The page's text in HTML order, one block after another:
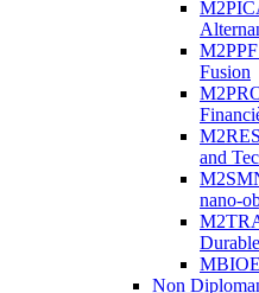
M2PPF
Fusion
and
nano-
Non